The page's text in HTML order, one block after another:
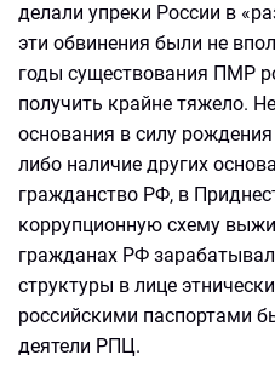
делали упреки России в
эти обвинения были не
годы существования ПМР
получить крайне тяжело.
основания в силу
либо наличие других
гражданство РФ, в
коррупционную схему
гражданах РФ
структуры в лице
российскими паспортами
деятели РПЦ.